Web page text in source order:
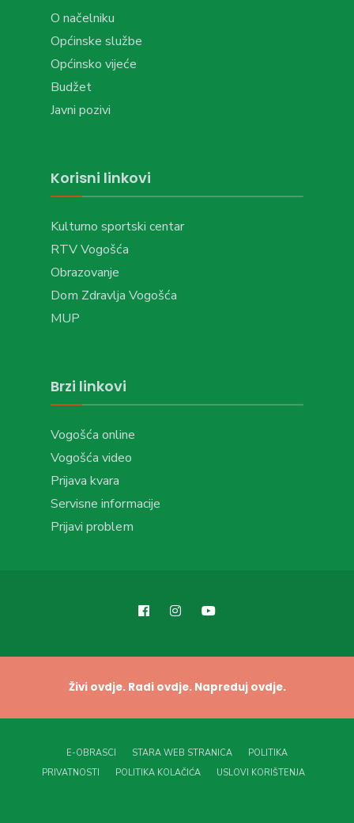
O načelniku
Općinske službe
Općinsko vijeće
Budžet
Javni pozivi
Korisni linkovi
Kulturno sportski centar
RTV Vogošća
Obrazovanje
Dom Zdravlja Vogošća
MUP
Brzi linkovi
Vogošća online
Vogošća video
Prijava kvara
Servisne informacije
Prijavi problem
Živi ovdje. Radi ovdje. Napreduj ovdje.
E-OBRASCI STARA WEB STRANICA
POLITIKA
PRIVATNOSTI
POLITIKA KOLAČIĆA USLOVI KORIŠTENJA